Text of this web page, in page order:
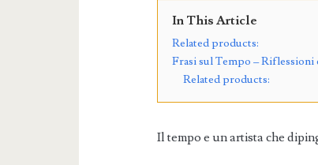
In This Article
Related products:
Frasi sul Tempo –
Related products:
Il tempo e un artista che